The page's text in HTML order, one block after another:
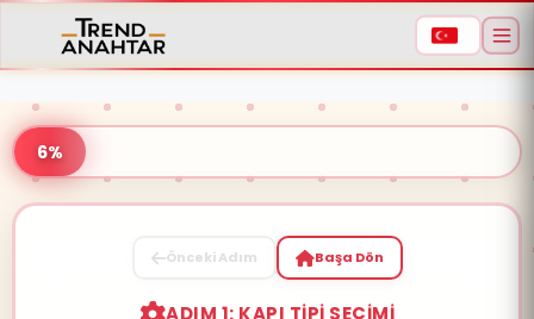
Aramaya başlamak için ürün adı veya model
6%
Önceki Adım Başa Dön
ADIM 1: KAPI TIPI SEÇIMI